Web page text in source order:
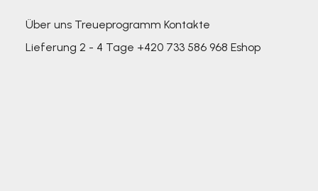
Über uns Treueprogramm Kontakte
Lieferung 2 - 4 Tage +420 733 586 968 Eshop